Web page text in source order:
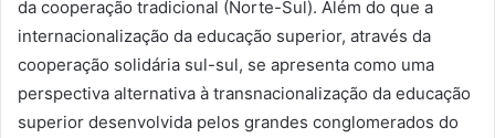
da cooperação tradicional (Norte-Sul). Além do que a
internacionalização da educação superior, através da
cooperação solidária sul-sul, se apresenta como uma
perspectiva alternativa à transnacionalização da educação
superior desenvolvida pelos grandes conglomerados do